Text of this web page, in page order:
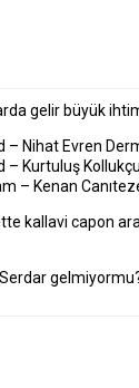
gelir büyük
– Nihat Evren
Kurtuluş Kollukçu
– Kenan
kallavi capon